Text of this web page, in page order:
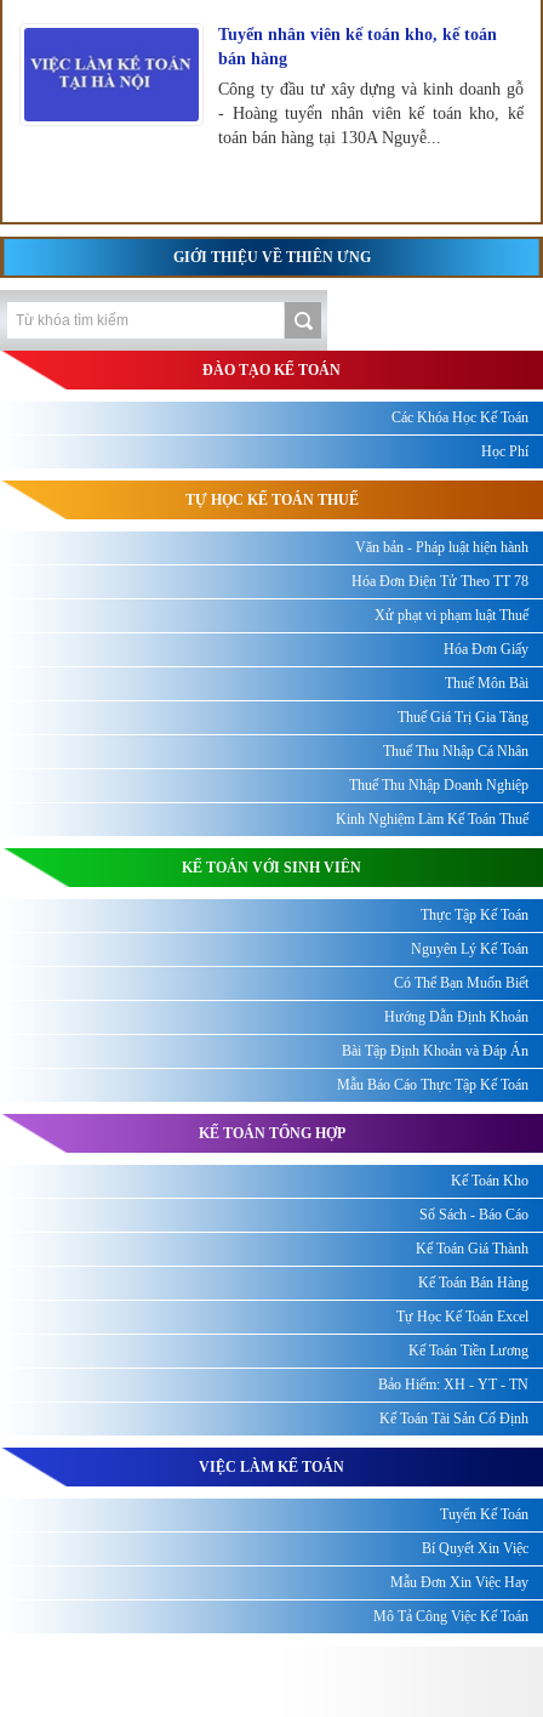
Tuyển nhân viên kế toán kho, kế toán
bán hàng
Công ty đầu tư xây dựng và kinh doanh gỗ
- Hoàng tuyển nhân viên kế toán kho, kế
toán bán hàng tại 130A Nguyễ...
GIỚI THIỆU VỀ THIÊN ƯNG
ĐÀO TẠO KẾ TOÁN
Các Khóa Học Kế Toán
Học Phí
TỰ HỌC KẾ TOÁN THUẾ
Văn bản - Pháp luật hiện hành
Hóa Đơn Điện Tử Theo TT 78
Xử phạt vi phạm luật Thuế
Hóa Đơn Giấy
Thuế Môn Bài
Thuế Giá Trị Gia Tăng
Thuế Thu Nhập Cá Nhân
Thuế Thu Nhập Doanh Nghiệp
Kinh Nghiệm Làm Kế Toán Thuế
KẾ TOÁN VỚI SINH VIÊN
Thực Tập Kế Toán
Nguyên Lý Kế Toán
Có Thể Bạn Muốn Biết
Hướng Dẫn Định Khoản
Bài Tập Định Khoản và Đáp Án
Mẫu Báo Cáo Thực Tập Kế Toán
KẾ TOÁN TỔNG HỢP
Kế Toán Kho
Sổ Sách - Báo Cáo
Kế Toán Giá Thành
Kế Toán Bán Hàng
Tự Học Kế Toán Excel
Kế Toán Tiền Lương
Bảo Hiểm: XH - YT - TN
Kế Toán Tài Sản Cố Định
VIỆC LÀM KẾ TOÁN
Tuyển Kế Toán
Bí Quyết Xin Việc
Mẫu Đơn Xin Việc Hay
Mô Tả Công Việc Kế Toán